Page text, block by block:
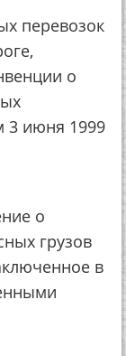
перевозок
о
3 июня 1999
о
грузов
в